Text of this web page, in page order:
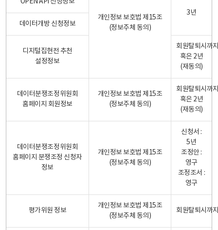
개인정보 보호법 제15조
(정보주체 동의)
3년
데이터개방 신청정보
디지털집현전 추천
설정정보
회원탈퇴시까
혹은 2년
(재동의)
데이터분쟁조정위원회
홈페이지 회원정보
개인정보 보호법 제15조
(정보주체 동의)
회원탈퇴시까
혹은 2년
(재동의)
데이터분쟁조정위원회
홈페이지 분쟁조정 신청자
정보
개인정보 보호법 제15조
(정보주체 동의)
신청서 :
5년
조정안 :
영구
조정조서 :
영구
평가위원 정보
개인정보 보호법 제15조
(정보주체 동의)
회원탈퇴시까